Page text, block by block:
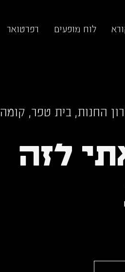
לוח מופעים רפרטואר
החנות, בית טפר, קומה
לזה